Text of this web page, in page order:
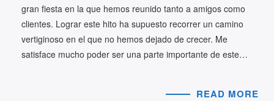
gran fiesta en la que hemos reunido tanto a amigos como
clientes. Lograr este hito ha supuesto recorrer un camino
vertiginoso en el que no hemos dejado de crecer. Me
satisface mucho poder ser una parte importante de este…
READ MORE